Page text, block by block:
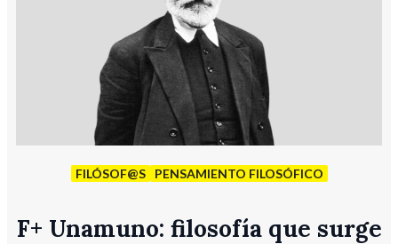
FILÓSOF@S PENSAMIENTO FILOSÓFICO
F+ Unamuno: filosofía que surge